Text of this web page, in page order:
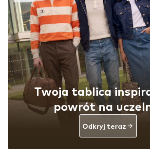
Twoja tablica
powrót na
Odkryj teraz